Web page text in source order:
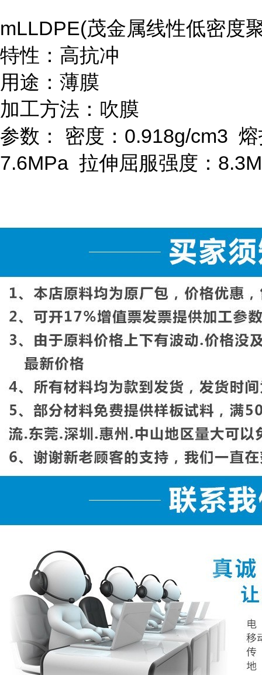
mLLDPE(茂金属线性低密度
特性：高抗冲
用途：薄膜
加工方法：吹膜
参数：
密度： 0.918g/cm3
7.6MPa 拉伸屈服强度：